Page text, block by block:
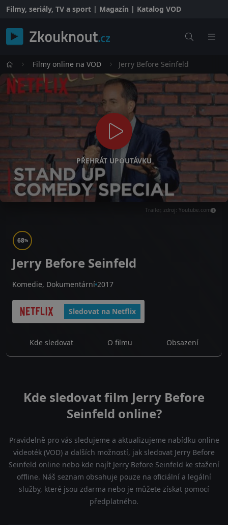
Filmy, seriály, TV a sport | Magazín | Katalog VOD
Filmy online na VOD Jerry Before Seinfeld
PŘEHRÁT UPOUTÁVKU
Trailer, zdroj: Youtube.com
68%
Jerry Before Seinfeld
Komedie, Dokumentární 2017
Sledovat na Netflix
Kde sledovat O filmu Obsazení
Kde sledovat film Jerry Before
Seinfeld online?
Pravidelně pro vás sledujeme a aktualizujeme nabídku online
videoték (VOD) a dalších možností, jak sledovat Jerry Before
Seinfeld online nebo kde najít Jerry Before Seinfeld ke stažení
offline. Náš seznam obsahuje pouze na oficiální a legální
služby, které jsou zdarma nebo je můžete získat pomocí
předplatného.